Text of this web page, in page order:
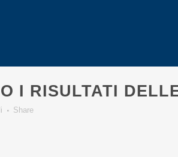
I RISULTATI
Share